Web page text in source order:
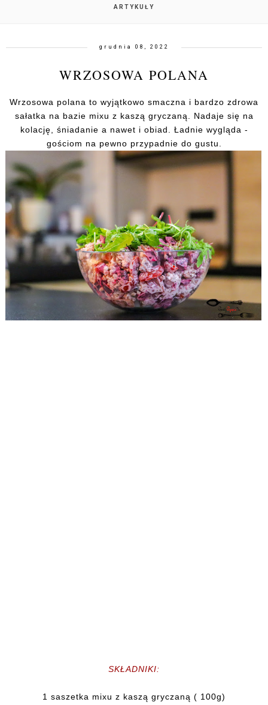
ARTYKUŁY
grudnia 08, 2022
WRZOSOWA POLANA
Wrzosowa polana to wyjątkowo smaczna i bardzo zdrowa
sałatka na bazie mixu z kaszą gryczaną. Nadaje się na
kolację, śniadanie a nawet i obiad. Ładnie wygląda -
gościom na pewno przypadnie do gustu.
SKŁADNIKI:
1 saszetka mixu z kaszą gryczaną ( 100g)